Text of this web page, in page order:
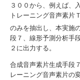
３００から、例えば、
トレーニング音声素片Ｔ
のみを抽出し、本実施
段７、線形予測分析手
２に出力する。
合成音声素片生成手段
レーニング音声素片の